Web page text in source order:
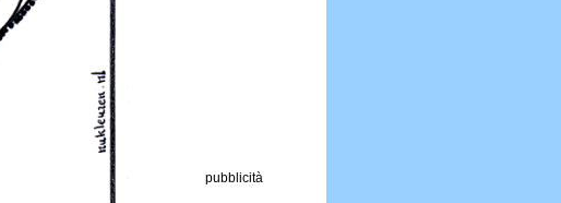
pubblicità